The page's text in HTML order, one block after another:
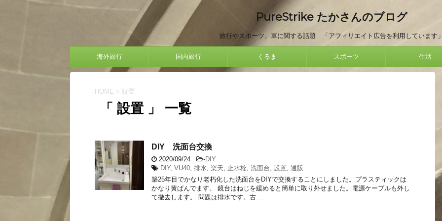
PureStrike たかさんのブログ
旅行やスポーツ、車に関する話題 「アフィリエイト広告を利用しています
海外旅行 国内旅行 くるま スポーツ 生活
HOME > 設置
「 設置 」 一覧
DIY 洗面台交換
2020/09/24 -DIY
DIY, VU40, 排水, 楽天, 止水栓, 洗面台, 設置, 通販
築25年目でかなり老朽化した洗面台をDIYで交換することにしました。プラスティックは
かなり黄ばんでます。 鏡台はねじを緩めると簡単に取り外せました。電源ケーブルも外し
て撤去します。 問題は排水です。古 ...